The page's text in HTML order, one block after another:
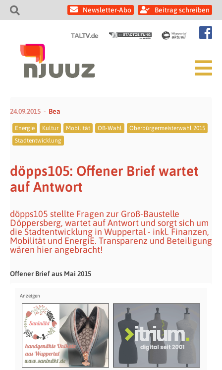
Newsletter-Abo Beitrag schreiben
24.09.2015 Bea
Energie Kultur Mobilität OB-Wahl
Oberbürgermeisterwahl 2015
Stadtentwicklung
döpps105: Offener Brief wartet
auf Antwort
döpps105 stellte Fragen zur Groß-Baustelle
Döppersberg, wartet auf Antwort und sorgt sich um
die Stadtentwicklung in Wuppertal - inkl. Finanzen,
Mobilität und EnergiE. Transparenz und Beteiligung
wären hier angebracht!
Offener Brief aus Mai 2015